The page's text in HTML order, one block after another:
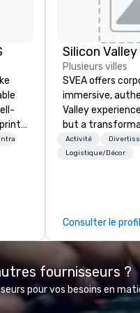
Plusieurs villes
SVEA offers
immersive,
Valley
but a
and facilitate
innovation tours,
delegations,
corporate
group wants to
Valley founder,
mindsets driving
fastest-growing
Activité
Logistique/Décor
Consulter le profil
fournisseurs ?
pour vos besoins en